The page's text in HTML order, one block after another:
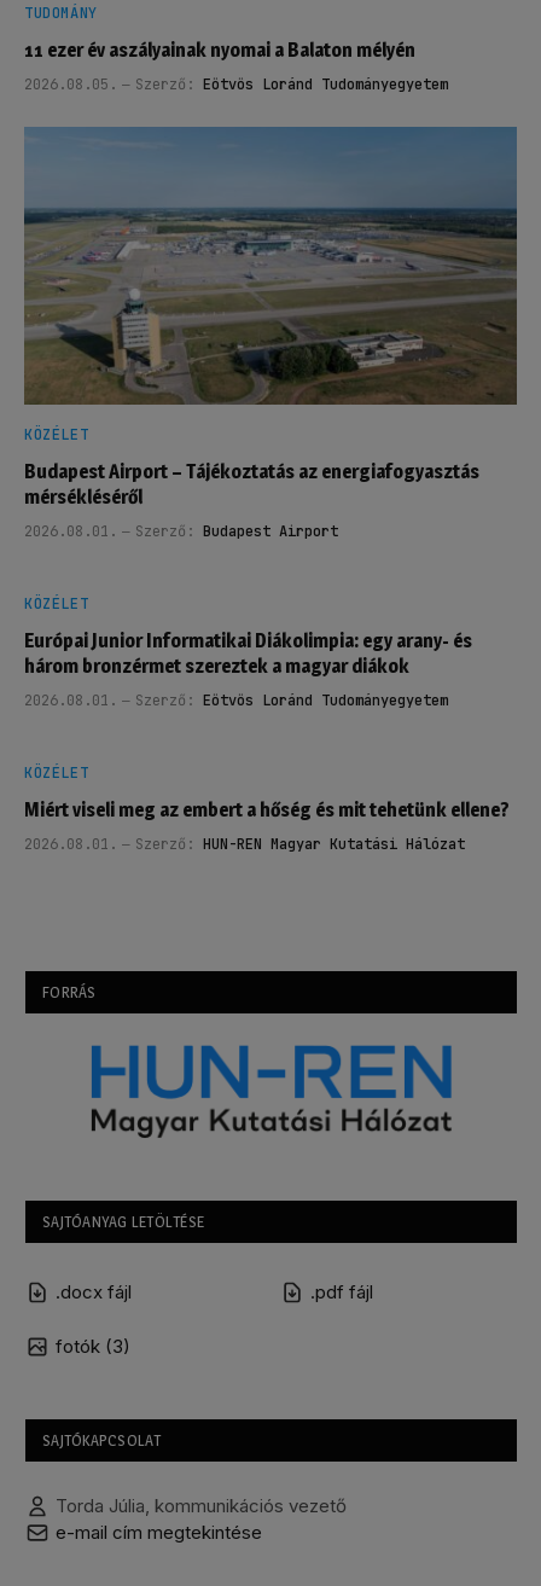
TUDOMÁNY
11 ezer év aszályainak nyomai a Balaton mélyén
2026.08.05. Szerző: Eötvös Loránd Tudományegyetem
KÖZÉLET
Budapest Airport – Tájékoztatás az energiafogyasztás
mérsékléséről
2026.08.01. Szerző: Budapest Airport
KÖZÉLET
Európai Junior Informatikai Diákolimpia: egy arany- és
három bronzérmet szereztek a magyar diákok
2026.08.01. Szerző: Eötvös Loránd Tudományegyetem
KÖZÉLET
Miért viseli meg az embert a hőség és mit tehetünk ellene?
2026.08.01. Szerző: HUN-REN Magyar Kutatási Hálózat
FORRÁS
SAJTÓANYAG LETÖLTÉSE
.docx fájl .pdf fájl
fotók (3)
SAJTÓKAPCSOLAT
Torda Júlia, kommunikációs vezető
e-mail cím megtekintése